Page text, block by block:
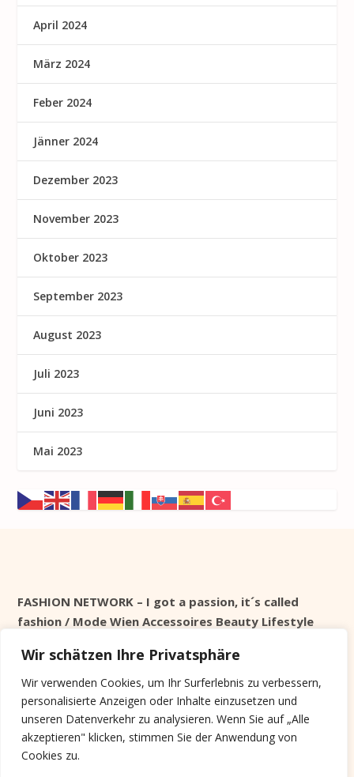
Wir schätzen Ihre Privatsphäre
Wir verwenden Cookies, um Ihr Surferlebnis zu verbessern,
personalisierte Anzeigen oder Inhalte einzusetzen und
unseren Datenverkehr zu analysieren. Wenn Sie auf „Alle
akzeptieren" klicken, stimmen Sie der Anwendung von
Cookies zu.
April 2024
März 2024
Feber 2024
Jänner 2024
Dezember 2023
November 2023
Oktober 2023
September 2023
August 2023
Juli 2023
Juni 2023
Mai 2023
FASHION NETWORK – I got a passion, it´s called
fashion / Mode Wien Accessoires Beauty Lifestyle
Seit 1998 online
Cookie Info
Diese Website verwendet keine Tracking Cookies,
sondern nur Systemrelevante, die nach der Session